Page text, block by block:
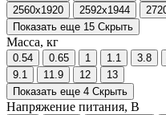
2560x1920
2592x1944
Показать еще 15 Скрыть
Масса, кг
0.54 0.65 1 1.1 3.8
9.1
11.9 12
13
Показать еще 4 Скрыть
Напряжение питания, В